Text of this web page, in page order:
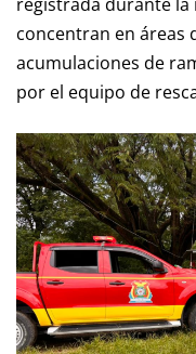
concentran en áreas
acumulaciones de
por el equipo de